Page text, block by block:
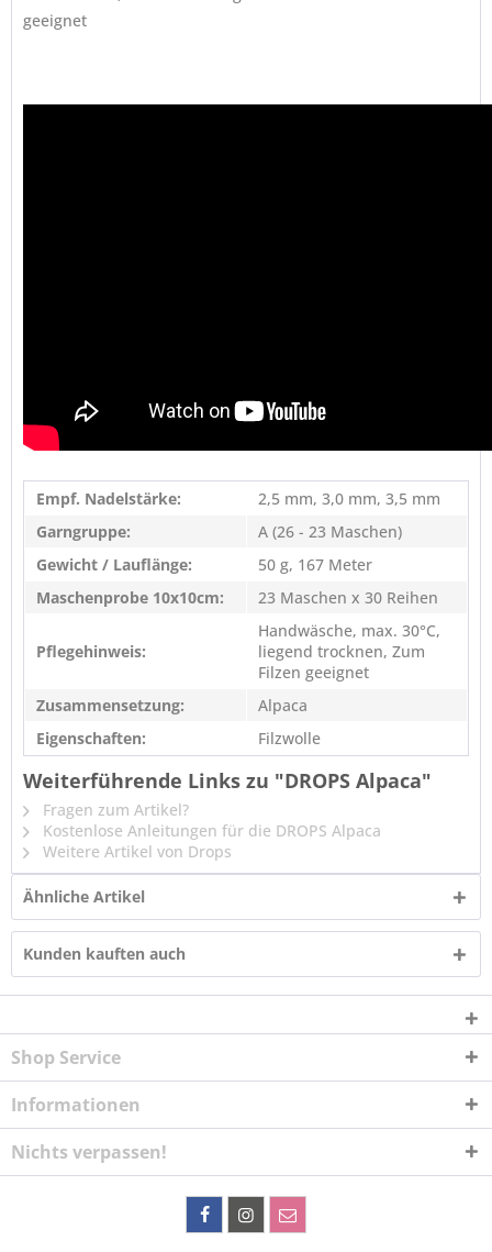
geeignet
Empf. Nadelstärke:
2,5 mm, 3,0 mm, 3,5 mm
Garngruppe:
A (26 - 23 Maschen)
Gewicht / Lauflänge:
50 g, 167 Meter
Maschenprobe 10x10cm:
23 Maschen x 30 Reihen
Pflegehinweis:
Handwäsche, max. 30°C,
liegend trocknen, Zum
Filzen geeignet
Zusammensetzung:
Alpaca
Eigenschaften:
Filzwolle
Weiterführende Links zu "DROPS Alpaca"
Fragen zum Artikel?
Kostenlose Anleitungen für die DROPS Alpaca
Weitere Artikel von Drops
Ähnliche Artikel
Kunden kauften auch
Shop Service
Informationen
Nichts verpassen!